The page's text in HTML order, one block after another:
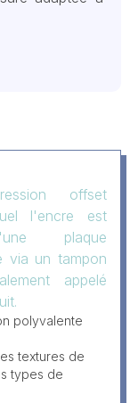
offset
l'encre est
plaque
via un tampon
appelé
polyvalente
textures de
types de